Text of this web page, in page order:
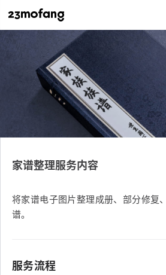
家谱整理服务内容
将家谱电子图片整理成册、部分修复
谱。
服务流程